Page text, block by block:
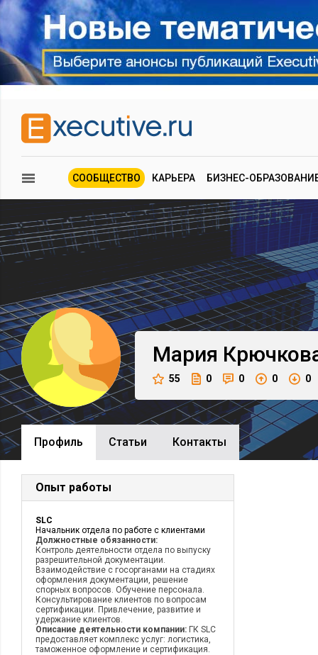
СООБЩЕСТВО КАРЬЕРА БИЗНЕС-
Мария
55 0 0 0 0
Профиль Cтатьи Контакты
Опыт работы
SLC
Начальник отдела по работе с клиентами
Должностные обязанности:
Контроль деятельности отдела по выпуску
разрешительной документации.
Взаимодействие с госорганами на стадиях
оформления документации, решение
спорных вопросов. Обучение персонала.
Консультирование клиентов по вопросам
сертификации. Привлечение, развитие и
удержание клиентов.
Описание деятельности компании: ГК SLC
предоставляет комплекс услуг: логистика,
таможенное оформление и сертификация.